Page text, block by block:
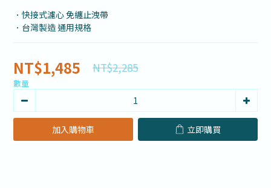
．快接式濾心 免纏止洩帶
．台灣製造 通用規格
NT$1,485 NT$2,285
數量
加入購物車 立即購買